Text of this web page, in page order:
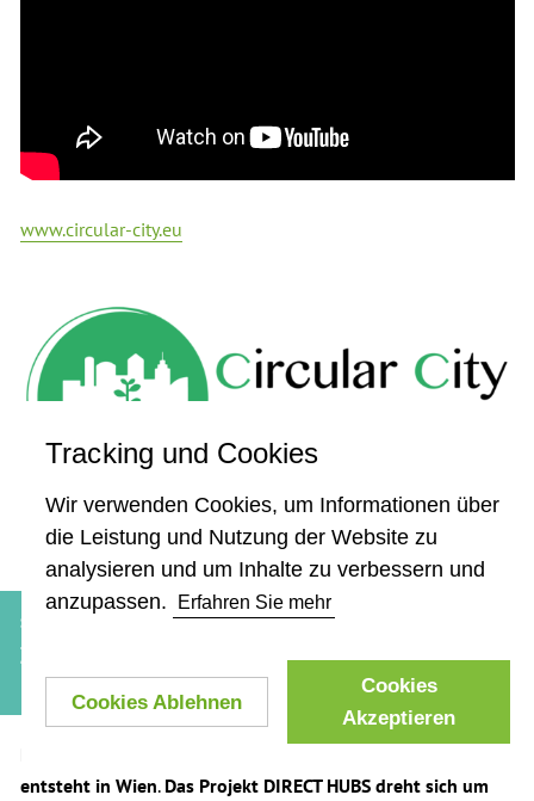
Tracking und Cookies
Wir verwenden Cookies, um Informationen über
die Leistung und Nutzung der Website zu
analysieren und um Inhalte zu verbessern und
anzupassen.
Erfahren Sie mehr
Cookies Ablehnen
Cookies
Akzeptieren
www.circular-city.eu
STORIES
ZUKUNFTSHOF – GELEBTE
KREISLAUFWIRTSCHAFT IN WIEN
entsteht in Wien. Das Projekt DIRECT HUBS dreht sich um